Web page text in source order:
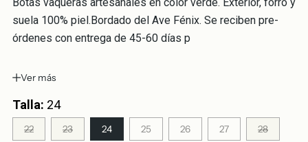
suela 100% piel.Bordado del Ave Fénix. Se reciben pre-
órdenes con entrega de 45-60 días p
Ver más
Talla: 24
22 23 24 25 26 27 28